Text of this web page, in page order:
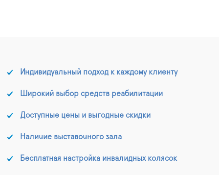
Индивидуальный подход к каждому клиенту
Широкий выбор средств реабилитации
Доступные цены и выгодные скидки
Наличие выставочного зала
Бесплатная настройка инвалидных колясок